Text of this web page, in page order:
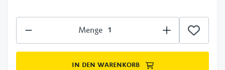
Menge
IN DEN WARENKORB